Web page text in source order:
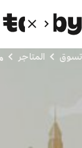
تسوق المتاجر